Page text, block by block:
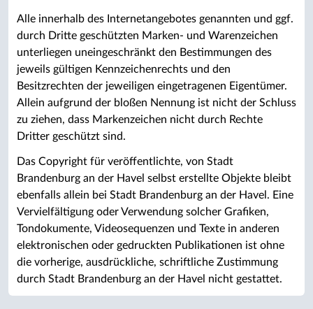
Alle innerhalb des Internetangebotes genannten und ggf.
durch Dritte geschützten Marken- und Warenzeichen
unterliegen uneingeschränkt den Bestimmungen des
jeweils gültigen Kennzeichenrechts und den
Besitzrechten der jeweiligen eingetragenen Eigentümer.
Allein aufgrund der bloßen Nennung ist nicht der Schluss
zu ziehen, dass Markenzeichen nicht durch Rechte
Dritter geschützt sind.
Das Copyright für veröffentlichte, von Stadt
Brandenburg an der Havel selbst erstellte Objekte bleibt
ebenfalls allein bei Stadt Brandenburg an der Havel. Eine
Vervielfältigung oder Verwendung solcher Grafiken,
Tondokumente, Videosequenzen und Texte in anderen
elektronischen oder gedruckten Publikationen ist ohne
die vorherige, ausdrückliche, schriftliche Zustimmung
durch Stadt Brandenburg an der Havel nicht gestattet.